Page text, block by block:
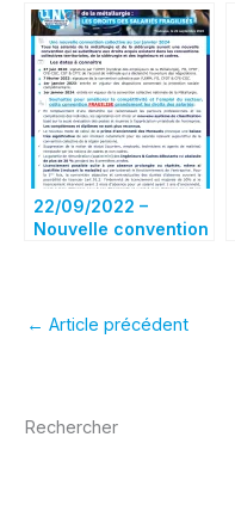
22/09/2022 –
Nouvelle convention
← Article précédent
Rechercher